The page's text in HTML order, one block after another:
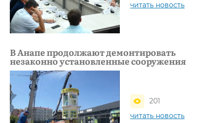
читать новость
В Анапе продолжают демонтировать
незаконно установленные сооружения
201
читать новость